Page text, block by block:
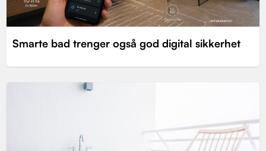
Smarte bad trenger også god digital sikkerhet